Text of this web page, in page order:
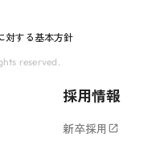
対する基本方針
reserved.
採用情報
新卒採用 open_in_new